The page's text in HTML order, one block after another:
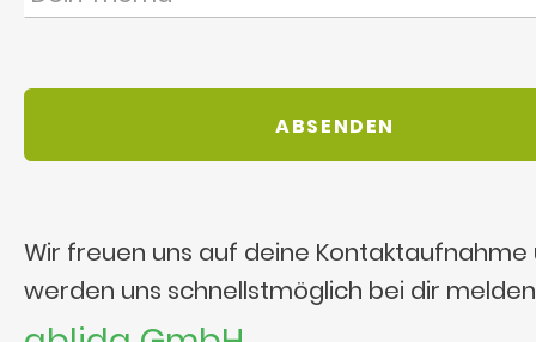
Wir freuen uns auf deine Kontaktaufnahme
werden uns schnellstmöglich bei dir